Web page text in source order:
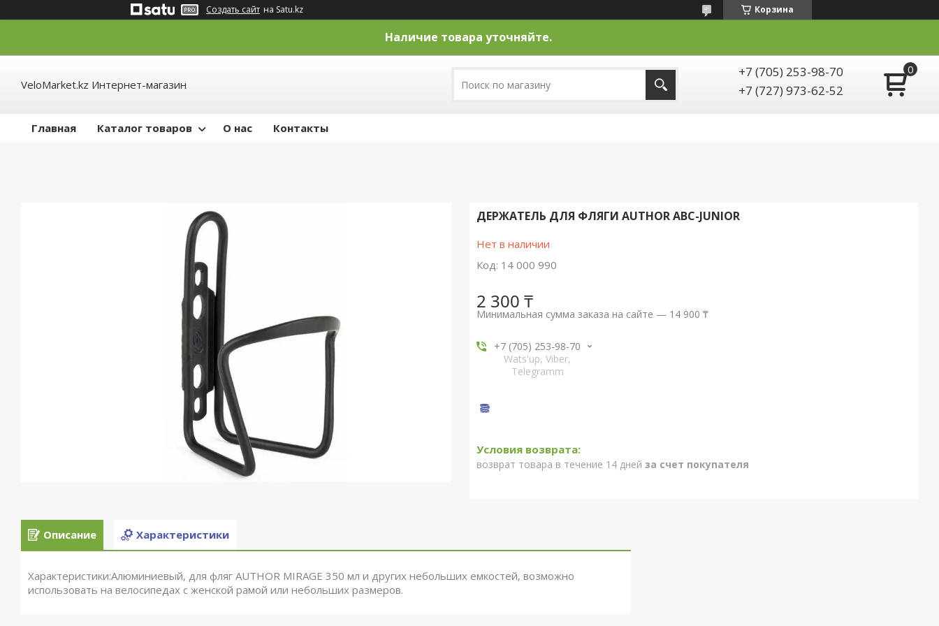
Создать сайт на Satu.kz Корзина
Наличие товара уточняйте.
VeloMarket.kz Интернет-магазин
+7 (705) 253-98-70
+7 (727) 973-62-52
Главная Каталог товаров О нас Контакты
ДЕРЖАТЕЛЬ ДЛЯ ФЛЯГИ AUTHOR ABC-JUNIOR
Нет в наличии
Код: 14 000 990
2 300 ₸
Минимальная сумма заказа на сайте — 14 900 ₸
+7 (705) 253-98-70
Wats'up, Viber,
Telegramm
возврат товара в течение 14 дней за счет покупателя
Описание Характеристики
Характеристики:Алюминиевый, для фляг AUTHOR MIRAGE 350 мл и других небольших емкостей, возможно
использовать на велосипедах с женской рамой или небольших размеров.